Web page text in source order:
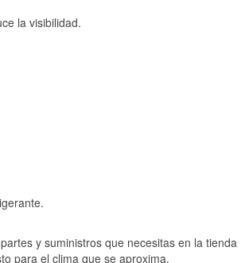
la visibilidad.
y suministros que necesitas en la tienda
para el clima que se aproxima.